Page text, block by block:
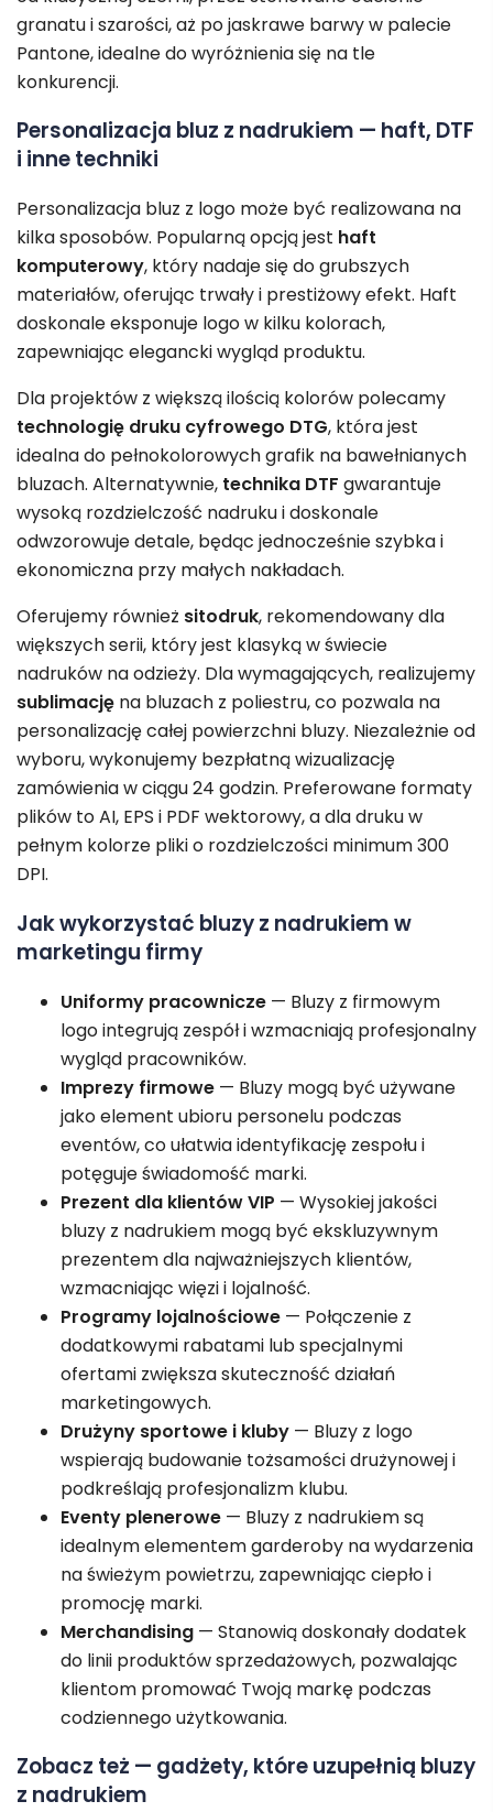
granatu i szarości, aż po jaskrawe barwy w palecie
Pantone, idealne do wyróżnienia się na tle
konkurencji.
Personalizacja bluz z nadrukiem — haft, DTF
i inne techniki
Personalizacja bluz z logo może być realizowana na
kilka sposobów. Popularną opcją jest haft
komputerowy, który nadaje się do grubszych
materiałów, oferując trwały i prestiżowy efekt. Haft
doskonale eksponuje logo w kilku kolorach,
zapewniając elegancki wygląd produktu.
Dla projektów z większą ilością kolorów polecamy
technologię druku cyfrowego DTG, która jest
idealna do pełnokolorowych grafik na bawełnianych
bluzach. Alternatywnie, technika DTF gwarantuje
wysoką rozdzielczość nadruku i doskonale
odwzorowuje detale, będąc jednocześnie szybka i
ekonomiczna przy małych nakładach.
Oferujemy również sitodruk, rekomendowany dla
większych serii, który jest klasyką w świecie
nadruków na odzieży. Dla wymagających, realizujemy
sublimację na bluzach z poliestru, co pozwala na
personalizację całej powierzchni bluzy. Niezależnie od
wyboru, wykonujemy bezpłatną wizualizację
zamówienia w ciągu 24 godzin. Preferowane formaty
plików to AI, EPS i PDF wektorowy, a dla druku w
pełnym kolorze pliki o rozdzielczości minimum 300
DPI.
Jak wykorzystać bluzy z nadrukiem w
marketingu firmy
Uniformy pracownicze — Bluzy z firmowym
logo integrują zespół i wzmacniają profesjonalny
wygląd pracowników.
Imprezy firmowe — Bluzy mogą być używane
jako element ubioru personelu podczas
eventów, co ułatwia identyfikację zespołu i
potęguje świadomość marki.
Prezent dla klientów VIP — Wysokiej jakości
bluzy z nadrukiem mogą być ekskluzywnym
prezentem dla najważniejszych klientów,
wzmacniając więzi i lojalność.
Programy lojalnościowe — Połączenie z
dodatkowymi rabatami lub specjalnymi
ofertami zwiększa skuteczność działań
marketingowych.
Drużyny sportowe i kluby — Bluzy z logo
wspierają budowanie tożsamości drużynowej i
podkreślają profesjonalizm klubu.
Eventy plenerowe — Bluzy z nadrukiem są
idealnym elementem garderoby na wydarzenia
na świeżym powietrzu, zapewniając ciepło i
promocję marki.
Merchandising — Stanowią doskonały dodatek
do linii produktów sprzedażowych, pozwalając
klientom promować Twoją markę podczas
codziennego użytkowania.
Zobacz też — gadżety, które uzupełnią bluzy
z nadrukiem